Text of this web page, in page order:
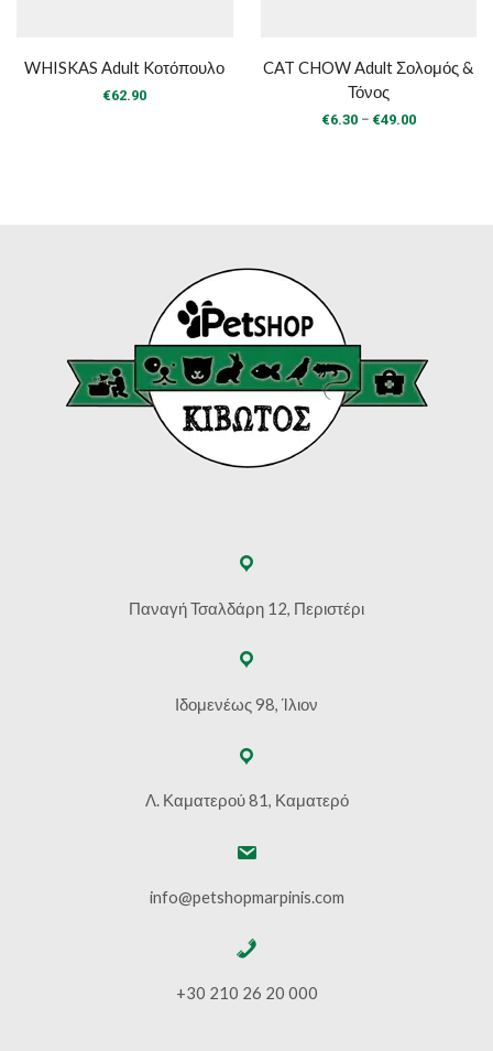
WHISKAS Adult Kοτόπουλο
€62.90
CAT CHOW Adult Σολομός &
Τόνος
€6.30 – €49.00Price
Παναγή Τσαλδάρη 12, Περιστέρι
Ιδομενέως 98, Ίλιον
Λ. Καματερού 81, Καματερό
info@petshopmarpinis.com
+30 210 26 20 000